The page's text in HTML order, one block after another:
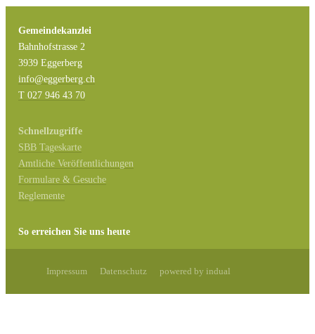
Gemeindekanzlei
Bahnhofstrasse 2
3939 Eggerberg
info@eggerberg.ch
T 027 946 43 70
Schnellzugriffe
SBB Tageskarte
Amtliche Veröffentlichungen
Formulare & Gesuche
Reglemente
So erreichen Sie uns heute
Impressum Datenschutz powered by indual